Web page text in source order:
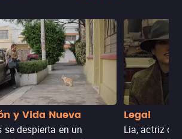
y Vida Nueva
se despierta en un
Legal
Lia, actriz